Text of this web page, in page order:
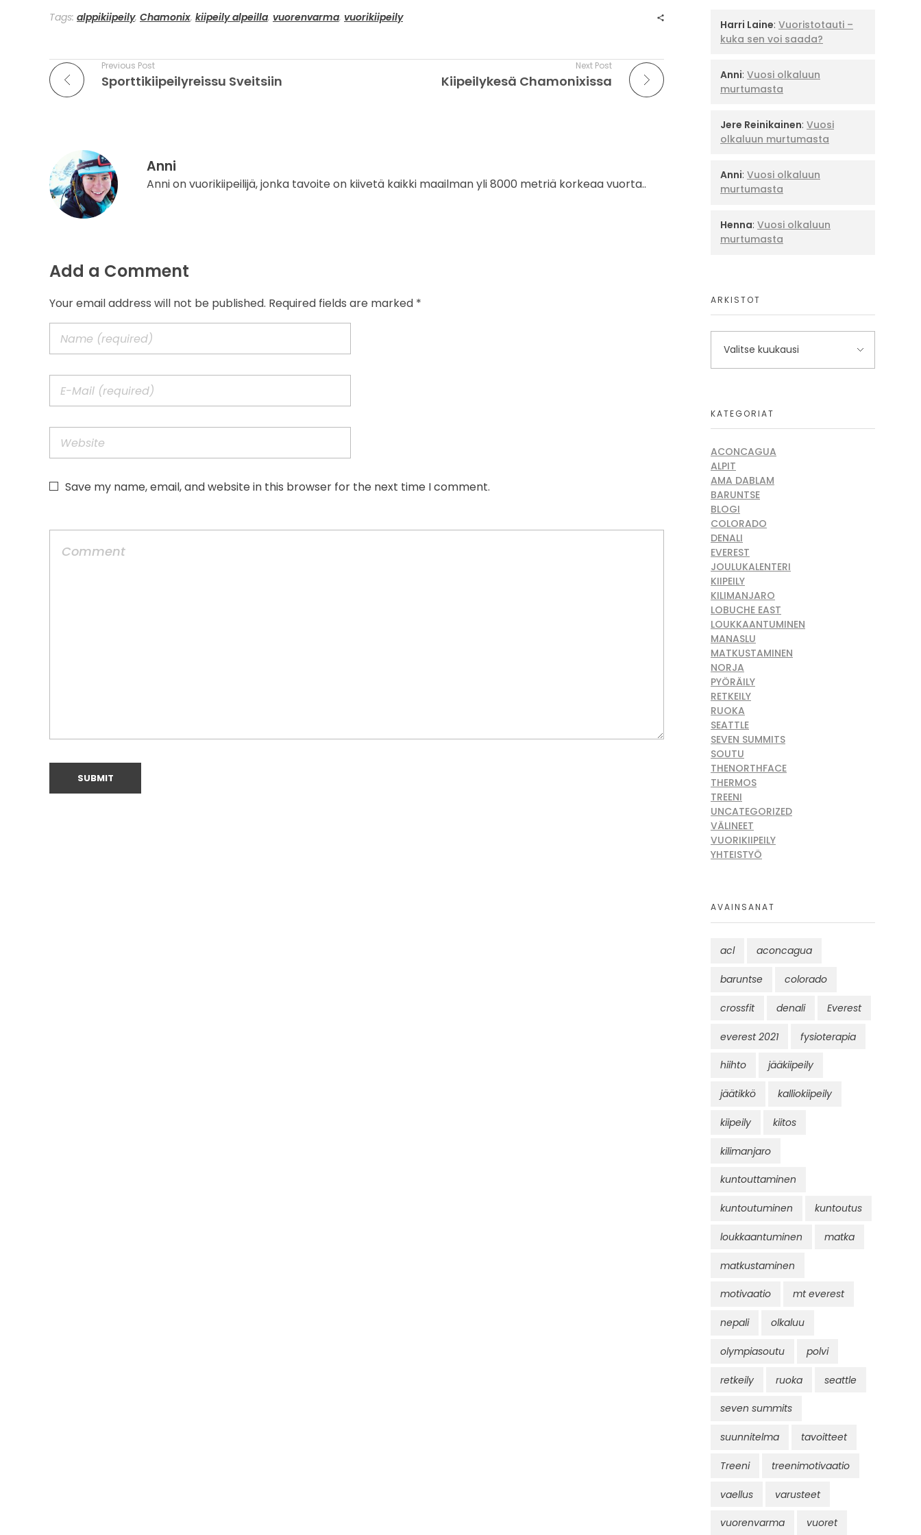
t
a
Tags: alppikiipeily, Chamonix, kiipeily alpeilla, vuorenvarma, vuorikiipeily
Previous Post
Sporttikiipeilyreissu Sveitsiin
Next Post
Kiipeilykesä Chamonixissa
Anni
Anni on vuorikiipeilijä, jonka tavoite on kiivetä kaikki maailman yli 8000 metriä korkeaa vuorta..
Add a Comment
Your email address will not be published. Required fields are marked *
Save my name, email, and website in this browser for the next time I comment.
Harri Laine: Vuoristotauti –
kuka sen voi saada?
Anni: Vuosi olkaluun
murtumasta
Jere Reinikainen: Vuosi
olkaluun murtumasta
Anni: Vuosi olkaluun
murtumasta
Henna: Vuosi olkaluun
murtumasta
ARKISTOT
KATEGORIAT
ACONCAGUA
ALPIT
AMA DABLAM
BARUNTSE
BLOGI
COLORADO
DENALI
EVEREST
JOULUKALENTERI
KIIPEILY
KILIMANJARO
LOBUCHE EAST
LOUKKAANTUMINEN
MANASLU
MATKUSTAMINEN
NORJA
PYÖRÄILY
RETKEILY
RUOKA
SEATTLE
SEVEN SUMMITS
SOUTU
THENORTHFACE
THERMOS
TREENI
UNCATEGORIZED
VÄLINEET
VUORIKIIPEILY
YHTEISTYÖ
AVAINSANAT
acl aconcagua
baruntse colorado
crossfit denali Everest
everest 2021 fysioterapia
hiihto jääkiipeily
jäätikkö kalliokiipeily
kiipeily kiitos
kilimanjaro
kuntouttaminen
kuntoutuminen kuntoutus
loukkaantuminen matka
matkustaminen
motivaatio mt everest
nepali olkaluu
olympiasoutu polvi
retkeily ruoka seattle
seven summits
suunnitelma tavoitteet
Treeni treenimotivaatio
vaellus varusteet
vuorenvarma vuoret